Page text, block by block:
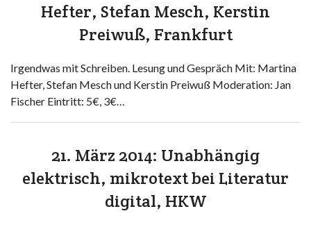
Hefter, Stefan Mesch, Kerstin
Preiwuß, Frankfurt
Irgendwas mit Schreiben. Lesung und Gespräch Mit: Martina
Hefter, Stefan Mesch und Kerstin Preiwuß Moderation: Jan
Fischer Eintritt: 5€, 3€…
21. März 2014: Unabhängig
elektrisch, mikrotext bei Literatur
digital, HKW